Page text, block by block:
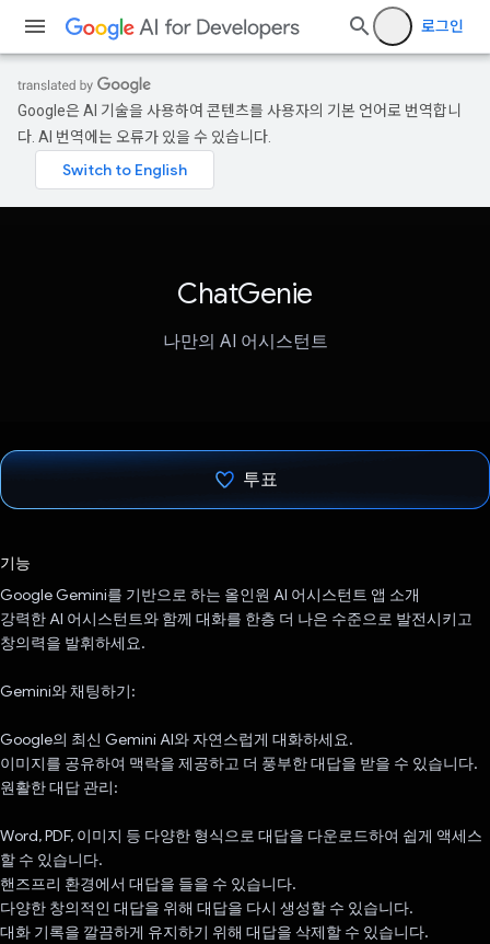
로그인
Google은 AI 기술을 사용하여 콘텐츠를 사용자의 기본 언어로 번역합니
다. AI 번역에는 오류가 있을 수 있습니다.
ChatGenie
나만의 AI 어시스턴트
투표
기능
Google Gemini를 기반으로 하는 올인원 AI 어시스턴트 앱 소개
강력한 AI 어시스턴트와 함께 대화를 한층 더 나은 수준으로 발전시키고
창의력을 발휘하세요.
Gemini와 채팅하기:
Google의 최신 Gemini AI와 자연스럽게 대화하세요.
이미지를 공유하여 맥락을 제공하고 더 풍부한 대답을 받을 수 있습니다.
원활한 대답 관리:
Word, PDF, 이미지 등 다양한 형식으로 대답을 다운로드하여 쉽게 액세스
할 수 있습니다.
핸즈프리 환경에서 대답을 들을 수 있습니다.
다양한 창의적인 대답을 위해 대답을 다시 생성할 수 있습니다.
대화 기록을 깔끔하게 유지하기 위해 대답을 삭제할 수 있습니다.